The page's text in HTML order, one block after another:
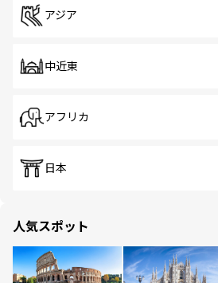
アジア
中近東
アフリカ
日本
人気スポット